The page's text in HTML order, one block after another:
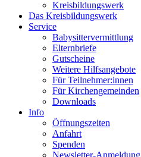
Kreisbildungswerk
Das Kreisbildungswerk
Service
Babysittervermittlung
Elternbriefe
Gutscheine
Weitere Hilfsangebote
Für Teilnehmer:innen
Für Kirchengemeinden
Downloads
Info
Öffnungszeiten
Anfahrt
Spenden
Newsletter-Anmeldung